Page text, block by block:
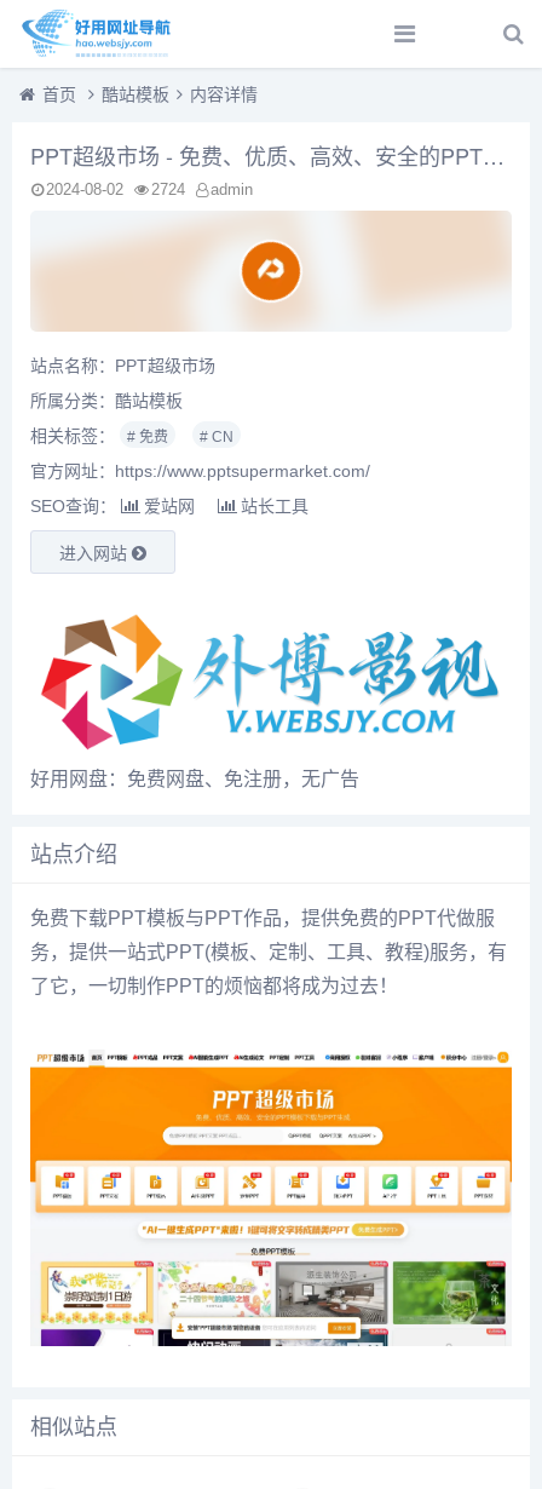
首页 酷站模板 内容详情
PPT超级市场 - 免费、优质、高效、安全的PPT下载和定制
2024-08-02 2724 admin
站点名称：PPT超级市场
所属分类： 酷站模板
相关标签：
# 免费 # CN
官方网址：https://www.pptsupermarket.com/
SEO查询：
爱站网 站长工具
进入网站
好用网盘：免费网盘、免注册，无广告
站点介绍
免费下载PPT模板与PPT作品，提供免费的PPT代做服
务，提供一站式PPT(模板、定制、工具、教程)服务，有
了它，一切制作PPT的烦恼都将成为过去！
相似站点